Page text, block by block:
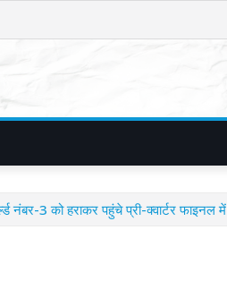
3 को हराकर पहुंचे प्री-क्वार्टर फाइनल में